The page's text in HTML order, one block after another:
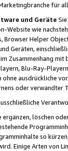
für
und Geräte
Website wie
Helper
Geräten,
Zusammenhang
Blu-Ray-
ohne ausdrückliche
oder
löschen
so
Einige Arten von